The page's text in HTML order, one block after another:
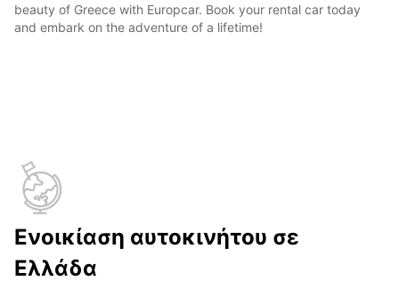
beauty of Greece with Europcar. Book your rental car today
and embark on the adventure of a lifetime!
Ενοικίαση αυτοκινήτου σε
Ελλάδα